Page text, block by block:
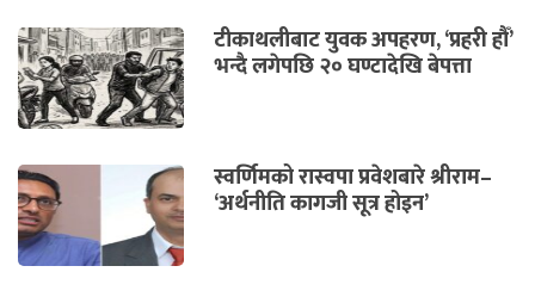
टीकाथलीबाट युवक अपहरण, ‘प्रहरी हौँ’
भन्दै लगेपछि २० घण्टादेखि बेपत्ता
स्वर्णिमको रास्वपा प्रवेशबारे श्रीराम–
‘अर्थनीति कागजी सूत्र होइन’